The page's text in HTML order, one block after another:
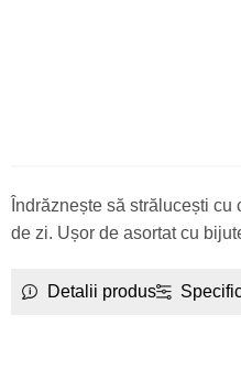
Îndrăznește să strălucești
de zi. Ușor de asortat cu
Detalii produs